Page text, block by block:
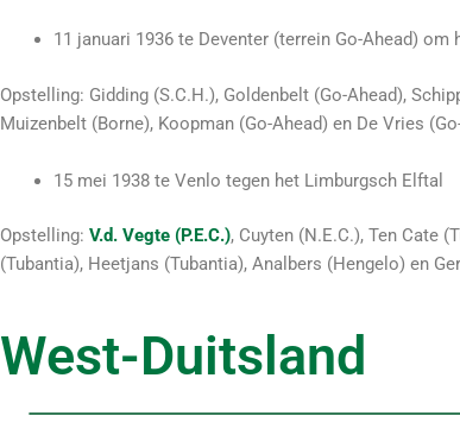
11 januari 1936 te Deventer (terrein Go-Ahead) om
Opstelling: Gidding (S.C.H.), Goldenbelt (Go-Ahead),
Muizenbelt (Borne), Koopman (Go-Ahead) en De Vries
15 mei 1938 te Venlo tegen het Limburgsch Elftal
Opstelling: V.d. Vegte (P.E.C.), Cuyten (N.E.C.), Ten Cate
(Tubantia), Heetjans (Tubantia), Analbers (Hengelo) en
West-Duitsland